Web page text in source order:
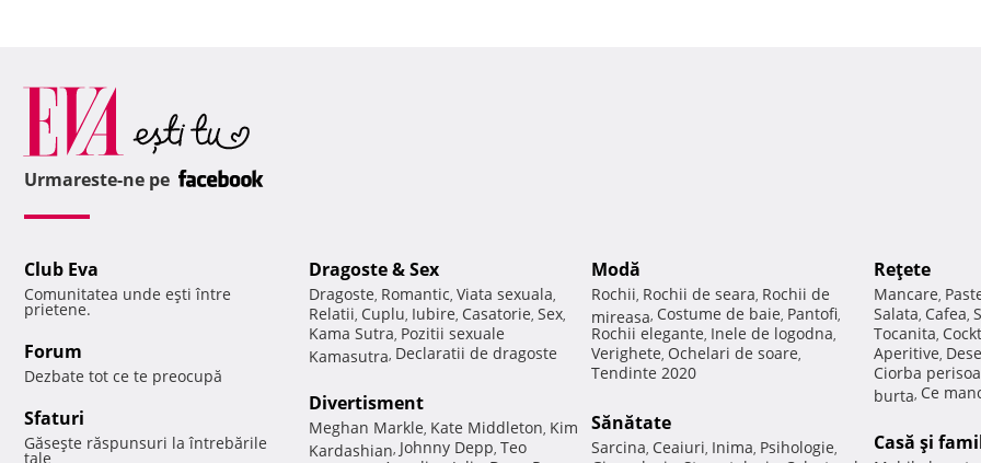
Urmareste-ne pe
Club Eva
Comunitatea unde eşti între
prietene.
Forum
Dezbate tot ce te preocupă
Sfaturi
Găseşte răspunsuri la întrebările
tale
Dragoste & Sex
Dragoste, Romantic, Viata sexuala,
Relatii, Cuplu, Iubire, Casatorie, Sex,
Kama Sutra, Pozitii sexuale
Kamasutra, Declaratii de dragoste
Divertisment
Meghan Markle, Kate Middleton, Kim
Kardashian, Johnny Depp, Teo
Modă
Rochii, Rochii de seara, Rochii de
mireasa, Costume de baie, Pantofi,
Rochii elegante, Inele de logodna,
Verighete, Ochelari de soare,
Tendinte 2020
Sănătate
Sarcina, Ceaiuri, Inima, Psihologie,
Reţete
Mancare,
Salata, Cafea,
Tocanita,
Aperitive,
Ciorba
burta, Ce
Casă şi